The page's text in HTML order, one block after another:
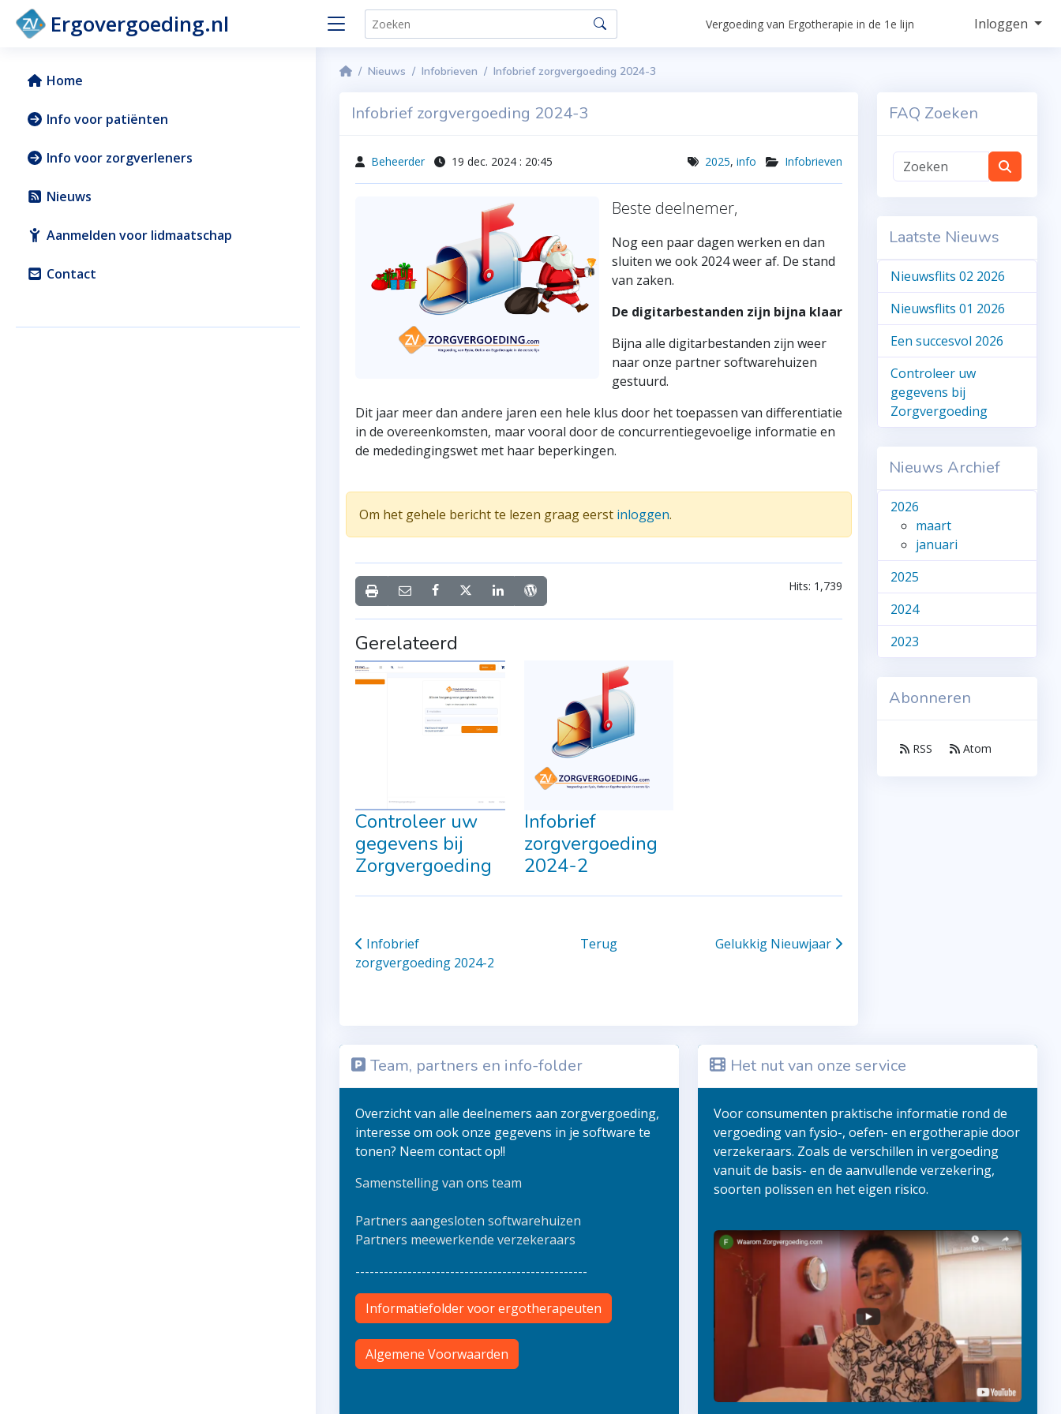
Ergovergoeding.nl Vergoeding van Ergotherapie in de 1e lijn Inloggen
Home
Info voor patiënten
Info voor zorgverleners
Nieuws
Aanmelden voor lidmaatschap
Contact
Nieuws Infobrieven Infobrief zorgvergoeding 2024-3
Infobrief zorgvergoeding 2024-3
Beheerder 19 dec. 2024 : 20:45 2025,info Infobrieven
Beste deelnemer,
Nog een paar dagen werken en dan
sluiten we ook 2024 weer af. De stand
van zaken.
De digitarbestanden zijn bijna klaar
Bijna alle digitarbestanden zijn weer
naar onze partner softwarehuizen
gestuurd.
Dit jaar meer dan andere jaren een hele klus door het toepassen van differentiatie
in de overeenkomsten, maar vooral door de concurrentiegevoelige informatie en
de mededingingswet met haar beperkingen.
Om het gehele bericht te lezen graag eerst inloggen.
Hits: 1,739
Gerelateerd
Controleer uw
gegevens bij
Zorgvergoeding
Infobrief
zorgvergoeding
2024-2
Infobrief
zorgvergoeding 2024-2
Terug Gelukkig Nieuwjaar
FAQ Zoeken
Laatste Nieuws
Nieuwsflits 02 2026
Nieuwsflits 01 2026
Een succesvol 2026
Controleer uw
gegevens bij
Zorgvergoeding
Nieuws Archief
2026
maart
januari
2025
2024
2023
Abonneren
RSS Atom
Team, partners en info-folder
Overzicht van alle deelnemers aan zorgvergoeding,
interesse om ook onze gegevens in je software te
tonen? Neem contact op!!
Samenstelling van ons team
Partners aangesloten softwarehuizen
Partners meewerkende verzekeraars
-------------------------------------------------
Informatiefolder voor ergotherapeuten
Algemene Voorwaarden
Het nut van onze service
Voor consumenten praktische informatie rond de
vergoeding van fysio-, oefen- en ergotherapie door
verzekeraars. Zoals de verschillen in vergoeding
vanuit de basis- en de aanvullende verzekering,
soorten polissen en het eigen risico.